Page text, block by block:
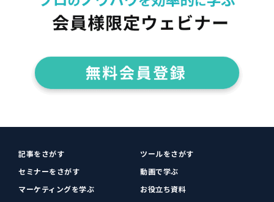
記事をさがす
ツールをさがす
セミナーをさがす
動画で学ぶ
マーケティングを学ぶ
お役立ち資料